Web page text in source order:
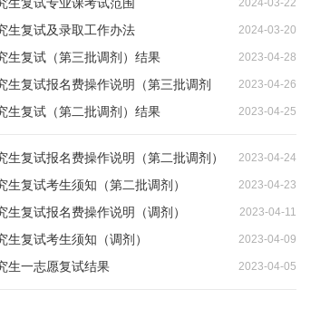
2024-03-22
生复试及录取工作办法 2024-03-20
生复试（第三批调剂）结果 2023-04-28
生复试报名费操作说明（第三批调剂 2023-04-26
生复试（第二批调剂）结果 2023-04-25
复试报名费操作说明（第二批调剂） 2023-04-24
复试考生须知（第二批调剂） 2023-04-23
复试报名费操作说明（调剂） 2023-04-11
复试考生须知（调剂） 2023-04-09
生一志愿复试结果 2023-04-05